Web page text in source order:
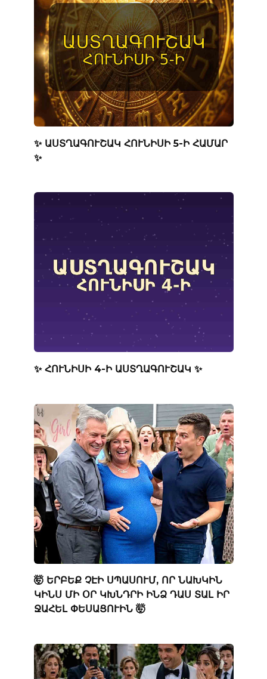
✨ ԱՍՏՂԱԳՈՒՇԱԿ ՀՈՒՆԻՍԻ 5-Ի ՀԱՄԱՐ
✨
✨ ՀՈՒՆԻՍԻ 4-Ի ԱՍՏՂԱԳՈՒՇԱԿ ✨
🤯 ԵՐԲԵՔ ՉԷԻ ՍՊԱՍՈՒՄ, ՈՐ ՆԱԽԿԻՆ
ԿԻՆՍ ՄԻ ՕՐ ԿԽՆԴՐԻ ԻՆՁ ԴԱՍ ՏԱԼ ԻՐ
ՋԱՀԵԼ ՓԵՍԱՑՈՒԻՆ 🤯